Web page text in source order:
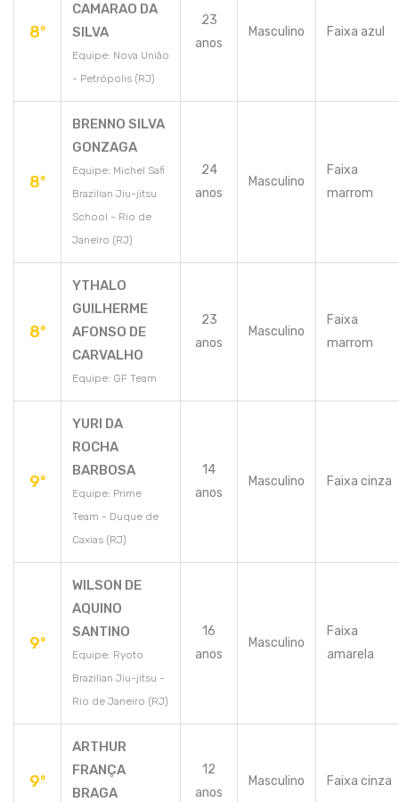
8º
CAMARAO DA
SILVA
Equipe: Nova União
- Petrópolis (RJ)
23
anos
Masculino Faixa azul
8º
BRENNO SILVA
GONZAGA
Equipe: Michel Safi
Brazilian Jiu-jitsu
School - Rio de
Janeiro (RJ)
24
anos
Masculino
Faixa
marrom
8º
YTHALO
GUILHERME
AFONSO DE
CARVALHO
Equipe: GF Team
23
anos
Masculino
Faixa
marrom
9º
YURI DA
ROCHA
BARBOSA
Equipe: Prime
Team - Duque de
Caxias (RJ)
14
anos
Masculino Faixa cinza
9º
WILSON DE
AQUINO
SANTINO
Equipe: Ryoto
Brazilian Jiu-jitsu -
Rio de Janeiro (RJ)
16
anos
Masculino
Faixa
amarela
9º
ARTHUR
FRANÇA
BRAGA
12
anos
Masculino Faixa cinza